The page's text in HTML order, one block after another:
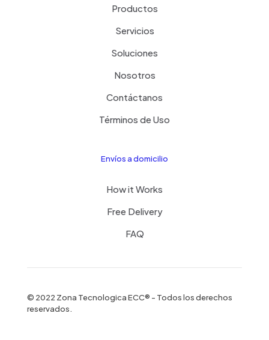
Productos
Servicios
Soluciones
Nosotros
Contáctanos
Términos de Uso
Envíos a domicilio
How it Works
Free Delivery
FAQ
© 2022 Zona Tecnologica ECC® - Todos los derechos
reservados.